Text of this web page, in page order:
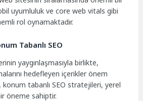
uyumluluk ve core web vitals gibi
rol oynamaktadır.
Tabanlı SEO
yaygınlaşmasıyla birlikte,
hedefleyen içerikler önem
konum tabanlı SEO stratejileri, yerel
öneme sahiptir.